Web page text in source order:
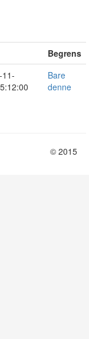
Begrens
Bare
denne
© 2015